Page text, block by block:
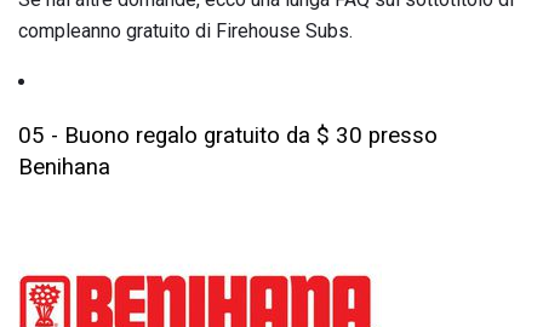
compleanno gratuito di Firehouse Subs.
05 - Buono regalo gratuito da $ 30 presso
Benihana